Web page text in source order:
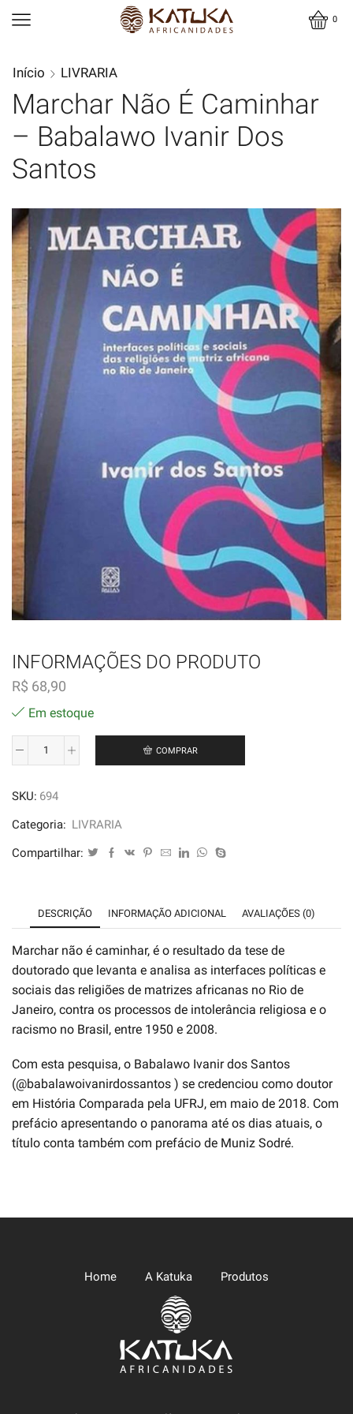
0
Início LIVRARIA
Marchar Não É Caminhar
– Babalawo Ivanir Dos
Santos
INFORMAÇÕES DO PRODUTO
R$ 68,90
Em estoque
é
Caminhar
Santos
quantidade
COMPRAR
SKU: 694
Categoria: LIVRARIA
Compartilhar:
DESCRIÇÃO INFORMAÇÃO ADICIONAL AVALIAÇÕES (0)
Marchar não é caminhar, é o resultado da tese de
doutorado que levanta e analisa as interfaces políticas e
sociais das religiões de matrizes africanas no Rio de
Janeiro, contra os processos de intolerância religiosa e o
racismo no Brasil, entre 1950 e 2008.
Com esta pesquisa, o Babalawo Ivanir dos Santos
(@babalawoivanirdossantos ) se credenciou como doutor
em História Comparada pela UFRJ, em maio de 2018. Com
prefácio apresentando o panorama até os dias atuais, o
título conta também com prefácio de Muniz Sodré.
Home A Katuka Produtos